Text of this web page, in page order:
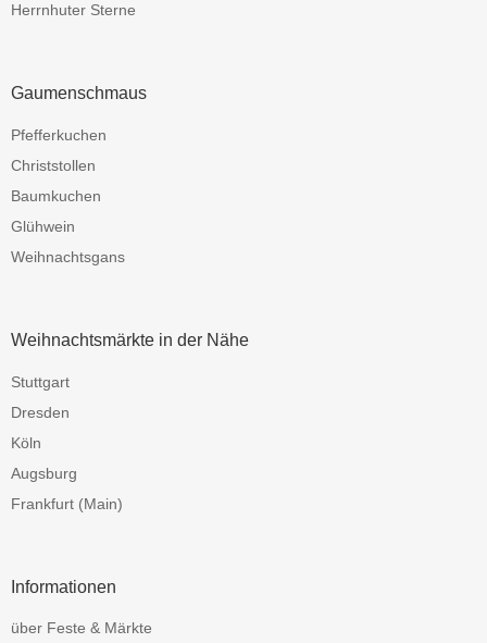
Herrnhuter Sterne
Gaumenschmaus
Pfefferkuchen
Christstollen
Baumkuchen
Glühwein
Weihnachtsgans
Weihnachtsmärkte in der Nähe
Stuttgart
Dresden
Köln
Augsburg
Frankfurt (Main)
Informationen
über Feste & Märkte